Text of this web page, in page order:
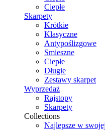
Ciepłe
Skarpety
Krótkie
Klasyczne
Antypoślizgowe
Smieszne
Ciepłe
Długie
Zestawy skarpet
Wyprzedaż
Rajstopy
Skarpety
Collections
Najlepsze w